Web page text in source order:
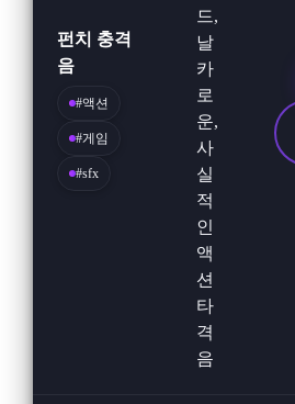
펀치 충격
음
#액션
#게임
#sfx
드,
날
카
로
운,
사
실
적
인
액
션
타
격
음